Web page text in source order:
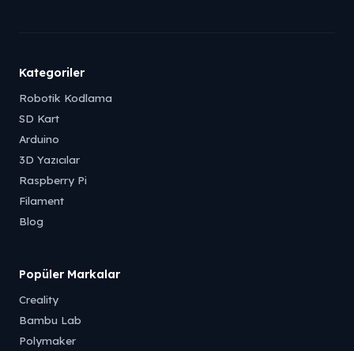
Tükendi
Kategoriler
Robotik Kodlama
SD Kart
Arduino
3D Yazıcılar
Raspberry Pi
Filament
Blog
Popüler Markalar
Creality
Bambu Lab
Polymaker